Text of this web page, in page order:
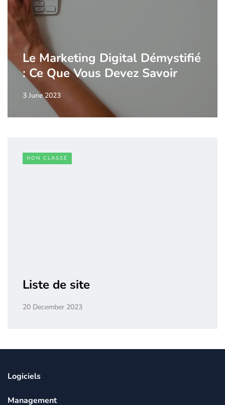
Le Marketing Digital Démystifié
: Ce Que Vous Devez Savoir
3 June 2023
NON CLASSÉ
Liste de site
20 December 2023
Logiciels
Management